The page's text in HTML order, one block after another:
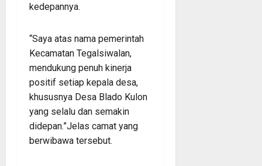
kedepannya.
“Saya atas nama pemerintah
Kecamatan Tegalsiwalan,
mendukung penuh kinerja
positif setiap kepala desa,
khususnya Desa Blado Kulon
yang selalu dan semakin
didepan.”Jelas camat yang
berwibawa tersebut.